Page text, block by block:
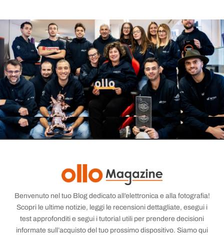
Benvenuto nel tuo Blog dedicato all’elettronica e alla fotografia!
Scopri le ultime notizie, leggi le recensioni dettagliate, esegui i
test approfonditi e segui i tutorial utili per prendere decisioni
informate sull’acquisto del tuo prossimo dispositivo. Siamo qui